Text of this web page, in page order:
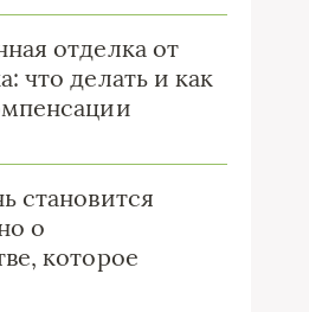
отделка от
что делать и как
становится
о
которое